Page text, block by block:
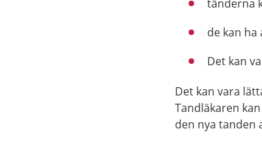
tänderna
de kan ha
Det kan
Det kan vara
Tandläkaren
den nya tanden